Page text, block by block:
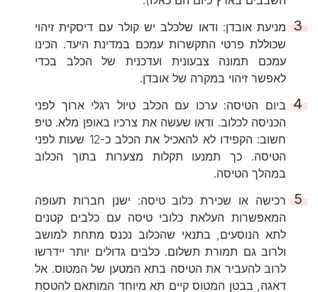
מניעת אובדן: ודאו שלכלב יש קולר עם דיסקית זיהוי
שכוללת פרטי התקשרות עמכם במדינת היעד. הכינו
עמכם תמונה צבעונית ועדכנית של הכלב בכדי
לאפשר זיהוי במקרה של אובדן.
ביום הטיסה: ערכו עם הכלב טיול רגלי ארוך לפני
הכניסה לכלוב. ודאו שעשה את צרכיו באופן מלא. טיפ
חשוב: הקפידו לא להאכיל את הכלב כ-12 שעות לפני
הטיסה. כך תמנעו תקלות מצערות בתוך הכלוב
במהלך הטיסה.
רכישה או שכירת כלוב טיסה: ישנן חברות תעופה
המאפשרות העלאת כלובי טיסה עם כלבים קטנים
לתא הנוסעים, בתנאי שהכלוב נכנס מתחת למושב
ולרוב גם תמורת תשלום. כלבים גדולים יותר יידרשו
לרוב להעביר את הטיסה בתא המטען של המטוס. אל
דאגה, בבטן המטוס קיים תא מיוחד המותאם להטסת